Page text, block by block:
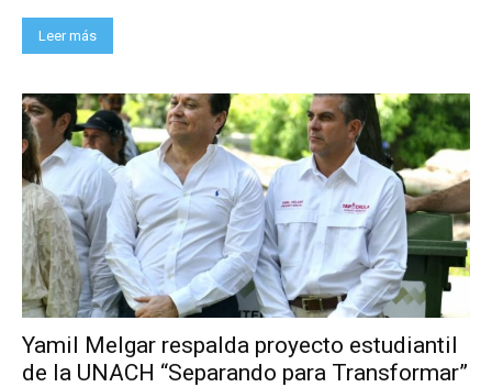
Leer más
Yamil Melgar respalda proyecto estudiantil
de la UNACH “Separando para Transformar”